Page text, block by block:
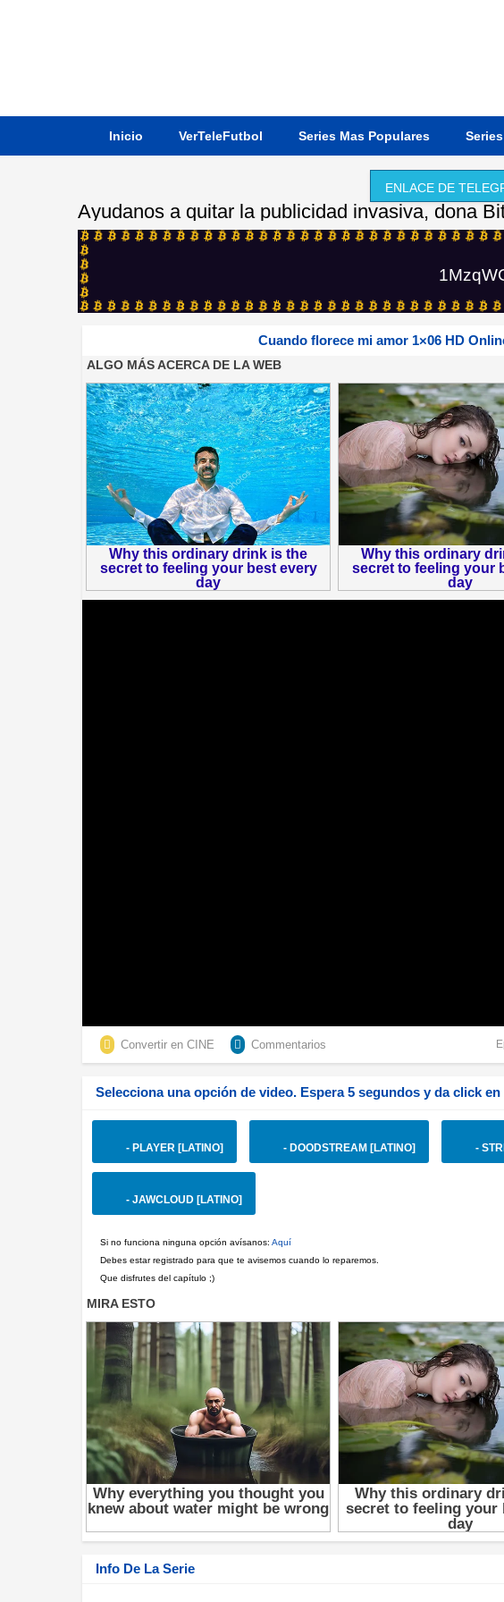
Inicio VerTeleFutbol Series Mas Populares
ENLACE DE
Ayudanos a quitar la publicidad invasiva, dona
Cuando florece mi amor 1×06 HD
Convertir en CINE Commentarios
Selecciona una opción de video. Espera 5 segundos y da click en
- PLAYER [LATINO] - DOODSTREAM [LATINO] -
- JAWCLOUD [LATINO]
Si no funciona ninguna opción avísanos: Aquí
Debes estar registrado para que te avisemos cuando lo reparemos.
Que disfrutes del capítulo ;)
Info De La Serie